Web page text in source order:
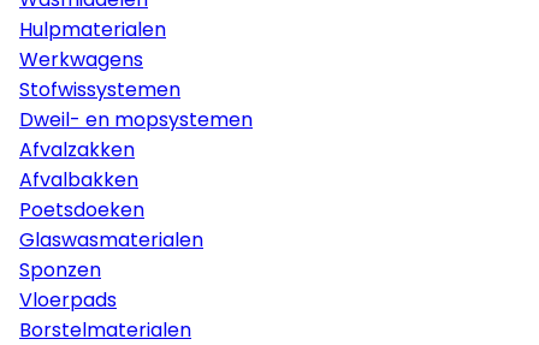
Hulpmaterialen
Werkwagens
Stofwissystemen
Dweil- en mopsystemen
Afvalzakken
Afvalbakken
Poetsdoeken
Glaswasmaterialen
Sponzen
Vloerpads
Borstelmaterialen